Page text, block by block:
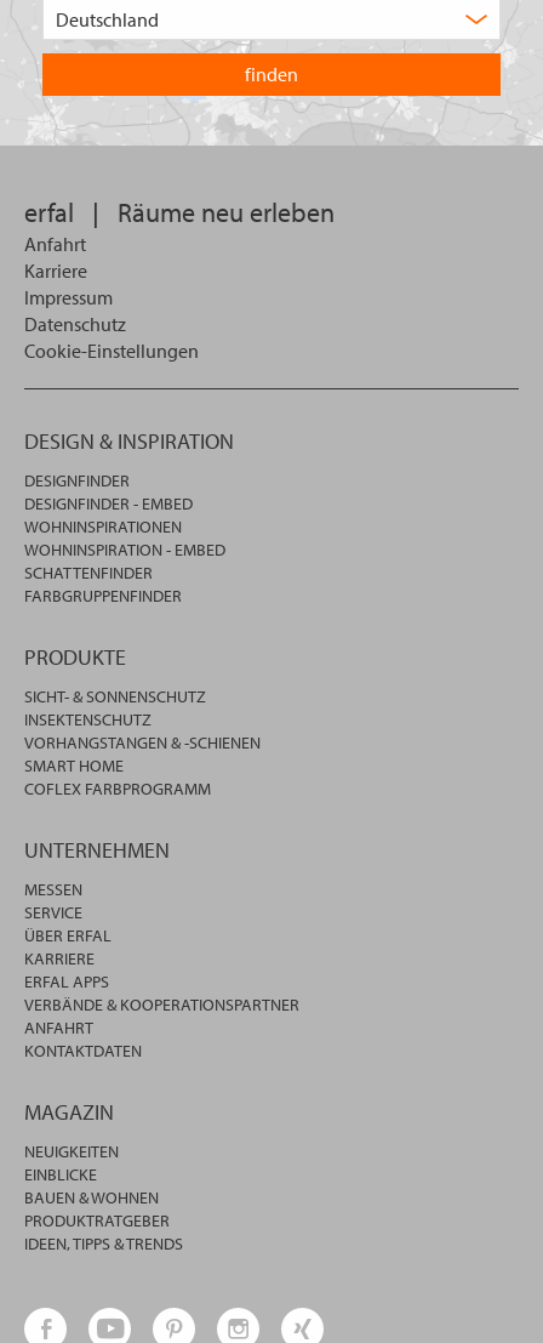
in
welchem
Land
Sie
suchen
erfal | Räume neu erleben
Anfahrt
Karriere
Impressum
Datenschutz
Cookie-Einstellungen
DESIGN & INSPIRATION
DESIGNFINDER
DESIGNFINDER - EMBED
WOHNINSPIRATIONEN
WOHNINSPIRATION - EMBED
SCHATTENFINDER
FARBGRUPPENFINDER
PRODUKTE
SICHT- & SONNENSCHUTZ
INSEKTENSCHUTZ
VORHANGSTANGEN & -SCHIENEN
SMART HOME
COFLEX FARBPROGRAMM
UNTERNEHMEN
MESSEN
SERVICE
ÜBER ERFAL
KARRIERE
ERFAL APPS
VERBÄNDE & KOOPERATIONSPARTNER
ANFAHRT
KONTAKTDATEN
MAGAZIN
NEUIGKEITEN
EINBLICKE
BAUEN & WOHNEN
PRODUKTRATGEBER
IDEEN, TIPPS & TRENDS